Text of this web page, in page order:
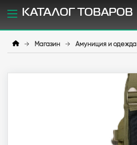
КАТАЛОГ ТОВАРОВ
→ Магазин → Амуниция и одежда